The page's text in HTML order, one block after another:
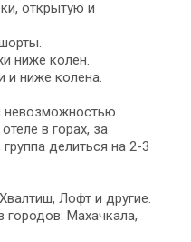
открытую и
ниже колен.
и ниже колена.
невозможностью
в горах, за
делиться на 2-3
Лофт и другие.
Махачкала,